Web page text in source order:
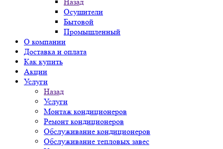
Осушители
Бытовой
Промышленный
О компании
Доставка и оплата
Как купить
Акции
Услуги
Назад
Услуги
Монтаж кондиционеров
Ремонт кондиционеров
Обслуживание кондиционеров
Обслуживание тепловых завес